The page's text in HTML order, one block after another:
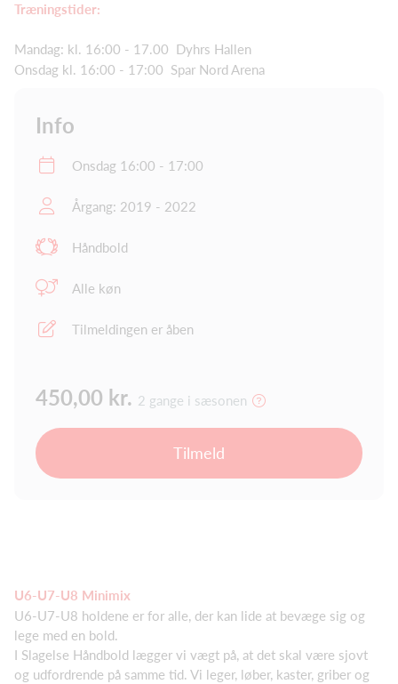
Træningstider:
Mandag: kl. 16:00 - 17.00 Dyhrs Hallen
Onsdag kl. 16:00 - 17:00 Spar Nord Arena
Info
Onsdag 16:00 - 17:00
Årgang: 2019 - 2022
Håndbold
Alle køn
Tilmeldingen er åben
450,00 kr. 2 gange i sæsonen
Tilmeld
U6-U7-U8 Minimix
U6-U7-U8 holdene er for alle, der kan lide at bevæge sig og
lege med en bold.
I Slagelse Håndbold lægger vi vægt på, at det skal være sjovt
og udfordrende på samme tid. Vi leger, løber, kaster, griber og